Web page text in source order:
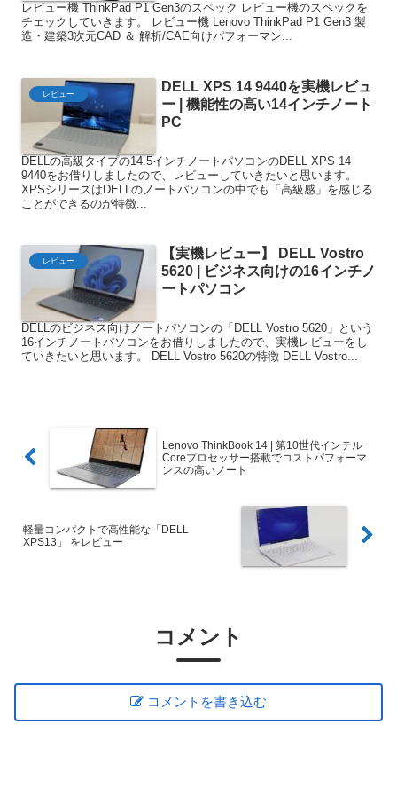
レビュー機 ThinkPad P1 Gen3のスペック レビュー機のスペックを
チェックしていきます。 レビュー機 Lenovo ThinkPad P1 Gen3 製
造・建築3次元CAD ＆ 解析/CAE向けパフォーマン...
レビュー
DELL XPS 14 9440を実機レビュ
ー | 機能性の高い14インチノート
PC
DELLの高級タイプの14.5インチノートパソコンのDELL XPS 14
9440をお借りしましたので、レビューしていきたいと思います。
XPSシリーズはDELLのノートパソコンの中でも「高級感」を感じる
ことができるのが特徴...
レビュー
【実機レビュー】 DELL Vostro
5620 | ビジネス向けの16インチノ
ートパソコン
DELLのビジネス向けノートパソコンの「DELL Vostro 5620」という
16インチノートパソコンをお借りしましたので、実機レビューをし
ていきたいと思います。 DELL Vostro 5620の特徴 DELL Vostro...
Lenovo ThinkBook 14 | 第10世代インテル
Coreプロセッサー搭載でコストパフォーマ
ンスの高いノート
軽量コンパクトで高性能な「DELL
XPS13」 をレビュー
コメント
コメントを書き込む